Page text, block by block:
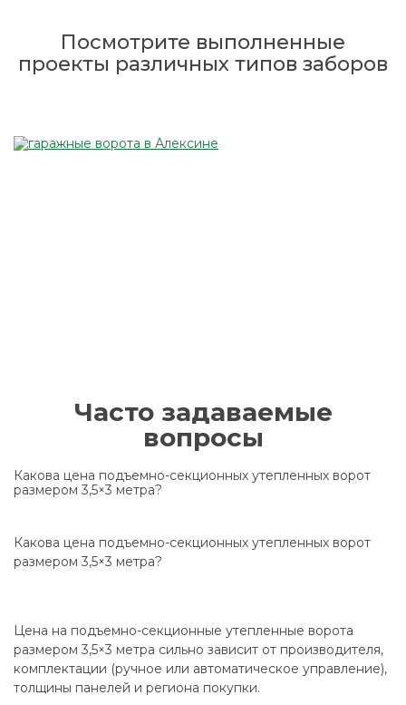
Посмотрите выполненные
проекты различных типов заборов
Часто задаваемые
вопросы
Какова цена подъемно-секционных утепленных ворот
размером 3,5×3 метра?
Какова цена подъемно-секционных утепленных ворот
размером 3,5×3 метра?
Цена на подъемно-секционные утепленные ворота
размером 3,5×3 метра сильно зависит от производителя,
комплектации (ручное или автоматическое управление),
толщины панелей и региона покупки.